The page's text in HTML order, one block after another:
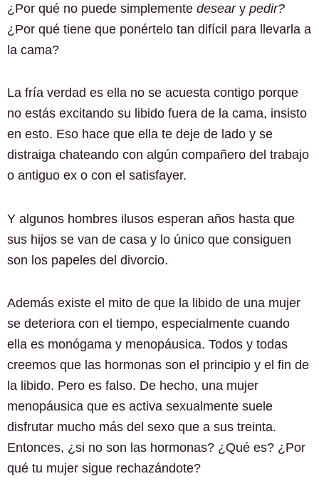
¿Por qué no puede simplemente deseary pedir?
¿Por qué tiene que ponértelo tan difícil para llevarla a
la cama?
La fría verdad es ella no se acuesta contigo porque
no estás excitando su libido fuera de la cama, insisto
en esto. Eso hace que ella te deje de lado y se
distraiga chateando con algún compañero del trabajo
o antiguo ex o con el satisfayer.
Y algunos hombres ilusos esperan años hasta que
sus hijos se van de casa y lo único que consiguen
son los papeles del divorcio.
Además existe el mito de que la libido de una mujer
se deteriora con el tiempo, especialmente cuando
ella es monógama y menopáusica. Todos y todas
creemos que las hormonas son el principio y el fin de
la libido. Pero es falso. De hecho, una mujer
menopáusica que es activa sexualmente suele
disfrutar mucho más del sexo que a sus treinta.
Entonces, ¿si no son las hormonas? ¿Qué es? ¿Por
qué tu mujer sigue rechazándote?